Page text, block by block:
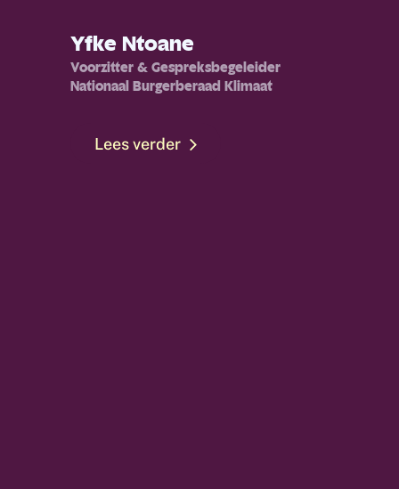
Yfke Ntoane
Voorzitter & Gespreksbegeleider
Nationaal Burgerberaad Klimaat
Lees verder